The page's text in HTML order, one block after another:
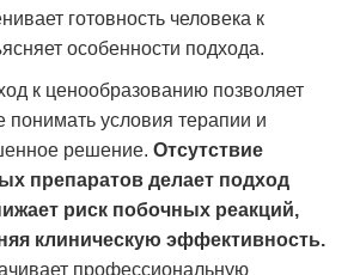
готовность человека к
особенности подхода.
к ценообразованию позволяет
понимать условия терапии и
решение. Отсутствие
препаратов делает подход
риск побочных реакций,
клиническую эффективность.
профессиональную